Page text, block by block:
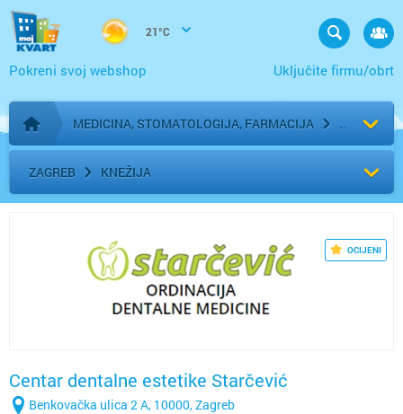
21°C
Uključite firmu/obrt
Pokreni svoj webshop
Početna stranica
MEDICINA, STOMATOLOGIJA, FARMACIJA
ZAGREB KNEŽIJA
OCIJENI
Centar dentalne estetike Starčević
Benkovačka ulica 2 A, 10000, Zagreb